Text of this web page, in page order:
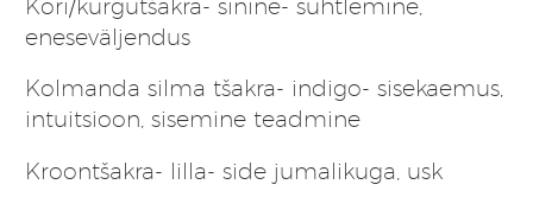
Kõri/kurgutšakra- sinine- suhtlemine,
eneseväljendus
Kolmanda silma tšakra- indigo- sisekaemus,
intuitsioon, sisemine teadmine
Kroontšakra- lilla- side jumalikuga, usk